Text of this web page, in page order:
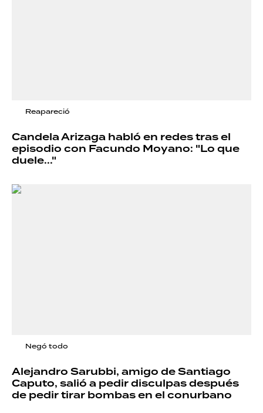
Reapareció
Candela Arizaga habló en redes tras el
episodio con Facundo Moyano: "Lo que
duele..."
Negó todo
Alejandro Sarubbi, amigo de Santiago
Caputo, salió a pedir disculpas después
de pedir tirar bombas en el conurbano